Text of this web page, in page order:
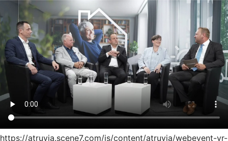
https://atruvia.scene7.com/is/content/atruvia/webevent-vr-